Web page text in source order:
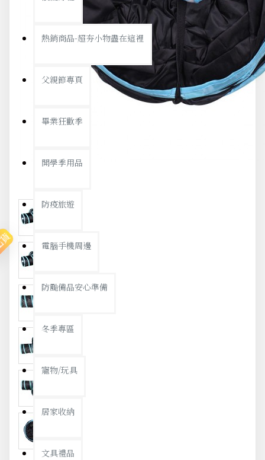
熱銷商品-超夯小物盡在這裡
父親節專頁
畢業狂歡季
開學季用品
防疫旅遊
電腦手機周邊
防颱備品安心準備
冬季專區
寵物/玩具
居家收納
文具禮品